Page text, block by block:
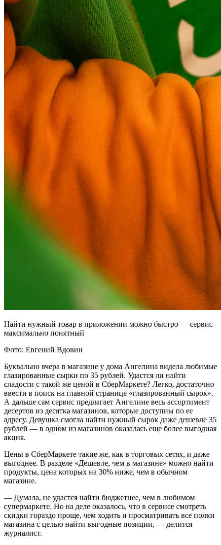
Найти нужный товар в приложении можно быстро — сервис
максимально понятный
Фото: Евгений Вдовин
Буквально вчера в магазине у дома Ангелина видела любимые
глазированные сырки по 35 рублей. Удастся ли найти
сладости с такой же ценой в СберМаркете? Легко, достаточно
ввести в поиск на главной странице «глазированный сырок».
А дальше сам сервис предлагает Ангелине весь ассортимент
десертов из десятка магазинов, которые доступны по ее
адресу. Девушка смогла найти нужный сырок даже дешевле 35
рублей — в одном из магазинов оказалась еще более выгодная
акция.
Цены в СберМаркете такие же, как в торговых сетях, и даже
выгоднее. В разделе «Дешевле, чем в магазине» можно найти
продукты, цена которых на 30% ниже, чем в обычном
магазине.
— Думала, не удастся найти бюджетнее, чем в любимом
супермаркете. Но на деле оказалось, что в сервисе смотреть
скидки гораздо проще, чем ходить и просматривать все полки
магазина с целью найти выгодные позиции, — делится
журналист.